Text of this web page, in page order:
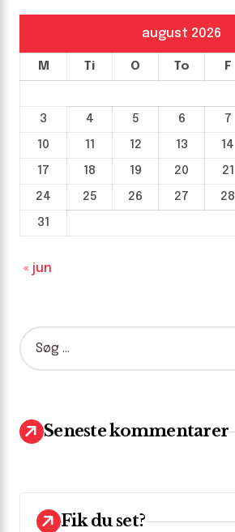
august 2026
M Ti O To F
3
4 5 6 7
10
11 12 13 14
17
18 19 20 21
24
25 26 27 28
31
« jun
S
ø
t
e
Seneste kommentarer
Fik du set?